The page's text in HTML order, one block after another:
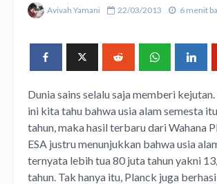
Avivah Yamani 22/03/2013 6 menit
Dunia sains selalu saja memberi
ini kita tahu bahwa usia alam semesta
tahun, maka hasil terbaru dari Wahana
ESA justru menunjukkan bahwa usia
ternyata lebih tua 80 juta tahun yakni
tahun. Tak hanya itu, Planck juga